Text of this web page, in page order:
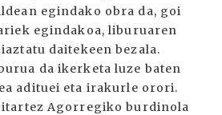
egindako obra da, goi
egindakoa, liburuaren
daitekeen bezala.
da ikerketa luze baten
adituei eta irakurle orori.
Agorregiko burdinola